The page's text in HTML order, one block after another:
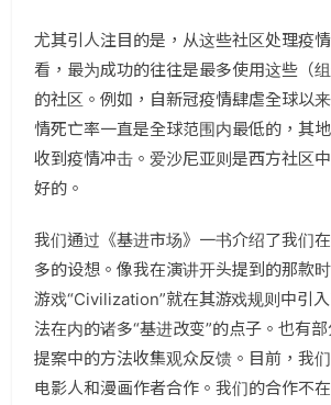
尤其引人注目的是，从这些社区处理疫
看，最为成功的往往是最多使用这些（
的社区。例如，自新冠疫情肆虐全球以
情死亡率一直是全球范围内最低的，其
收到疫情冲击。爱沙尼亚则是西方社区
好的。
我们通过《基进市场》一书介绍了我们
多的设想。像我在演讲开头提到的那款
游戏“Civilization”就在其游戏规则中引
法在内的诸多“基进改变”的点子。也有
提案中的方法收集观众反馈。目前，我
电影人和漫画作者合作。我们的合作不